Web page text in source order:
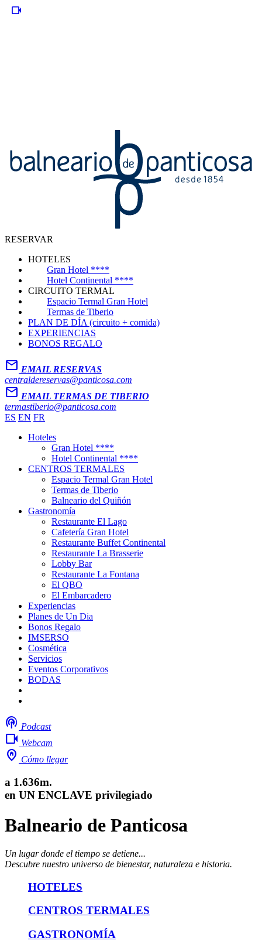
videocam
RESERVAR
HOTELES
Gran Hotel ****
Hotel Continental ****
CIRCUITO TERMAL
Espacio Termal Gran Hotel
Termas de Tiberio
PLAN DE DÍA (circuito + comida)
EXPERIENCIAS
BONOS REGALO
Mail EMAIL RESERVAS
centraldereservas@panticosa.com
Mail EMAIL TERMAS DE TIBERIO
termastiberio@panticosa.com
ES EN FR
Hoteles
Gran Hotel ****
Hotel Continental ****
CENTROS TERMALES
Espacio Termal Gran Hotel
Termas de Tiberio
Balneario del Quiñón
Gastronomía
Restaurante El Lago
Cafetería Gran Hotel
Restaurante Buffet Continental
Restaurante La Brasserie
Lobby Bar
Restaurante La Fontana
El QBO
El Embarcadero
Experiencias
Planes de Un Dia
Bonos Regalo
IMSERSO
Cosmética
Servicios
Eventos Corporativos
BODAS
podcasts Podcast
videocam Webcam
home_pin Cómo llegar
a 1.636m.
en UN ENCLAVE privilegiado
Balneario de Panticosa
Un lugar donde el tiempo se detiene...
Descubre nuestro universo de bienestar, naturaleza e historia.
HOTELES
CENTROS TERMALES
GASTRONOMÍA